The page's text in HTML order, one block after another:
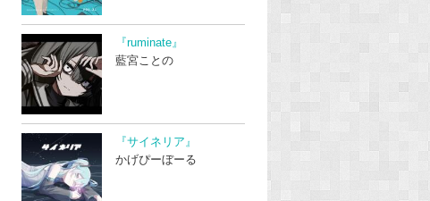
『ruminate』
藍宮ことの
『サイネリア』
かげぴーぼーる